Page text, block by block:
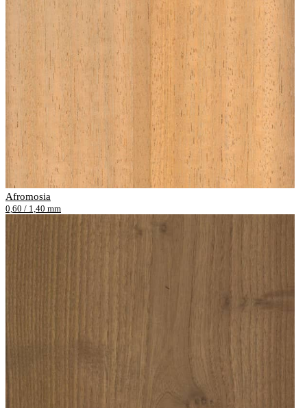
Afromosia
0,60 / 1,40 mm